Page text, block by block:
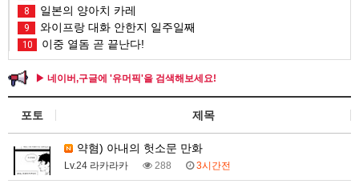
8 일본의 양아치 카레
9 와이프랑 대화 안한지 일주일째
10 이중 열돔 곧 끝난다!
▶ 네이버,구글에 '유머픽'을 검색해보세요!
포토 제목
약혐) 아내의 헛소문 만화
Lv.24 라카라카 288 3시간전